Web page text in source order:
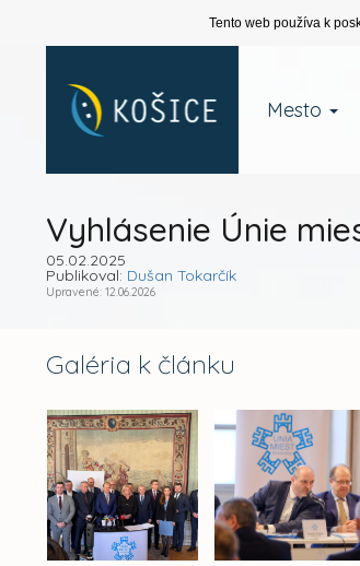
Tento web používa k
Mesto
Vyhlásenie Únie
05.02.2025
Publikoval: Dušan Tokarčík
Upravené: 12.06.2026
Galéria k článku